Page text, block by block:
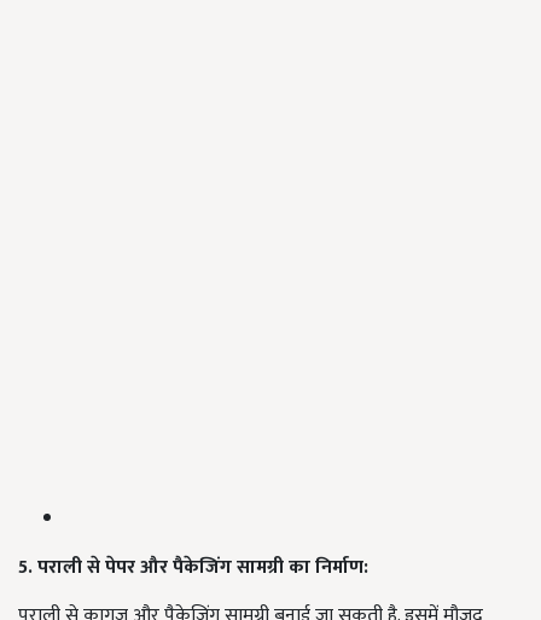
5. पराली से पेपर और पैकेजिंग सामग्री का निर्माण: